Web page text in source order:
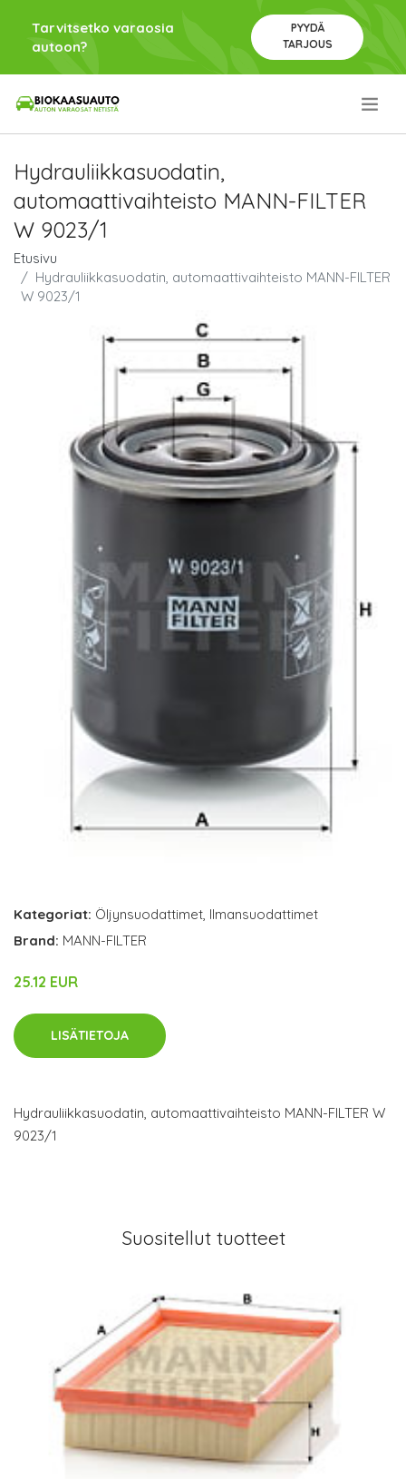
Tarvitsetko varaosia
autoon?
PYYDÄ
TARJOUS
Hydrauliikkasuodatin,
automaattivaihteisto MANN-FILTER
W 9023/1
Etusivu
Hydrauliikkasuodatin, automaattivaihteisto MANN-FILTER
W 9023/1
Kategoriat: Öljynsuodattimet, Ilmansuodattimet
Brand: MANN-FILTER
25.12 EUR
LISÄTIETOJA
Hydrauliikkasuodatin, automaattivaihteisto MANN-FILTER W
9023/1
Suositellut tuotteet